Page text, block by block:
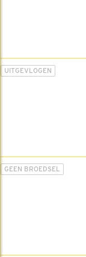
UITGEVLOGEN
GEEN BROEDSEL